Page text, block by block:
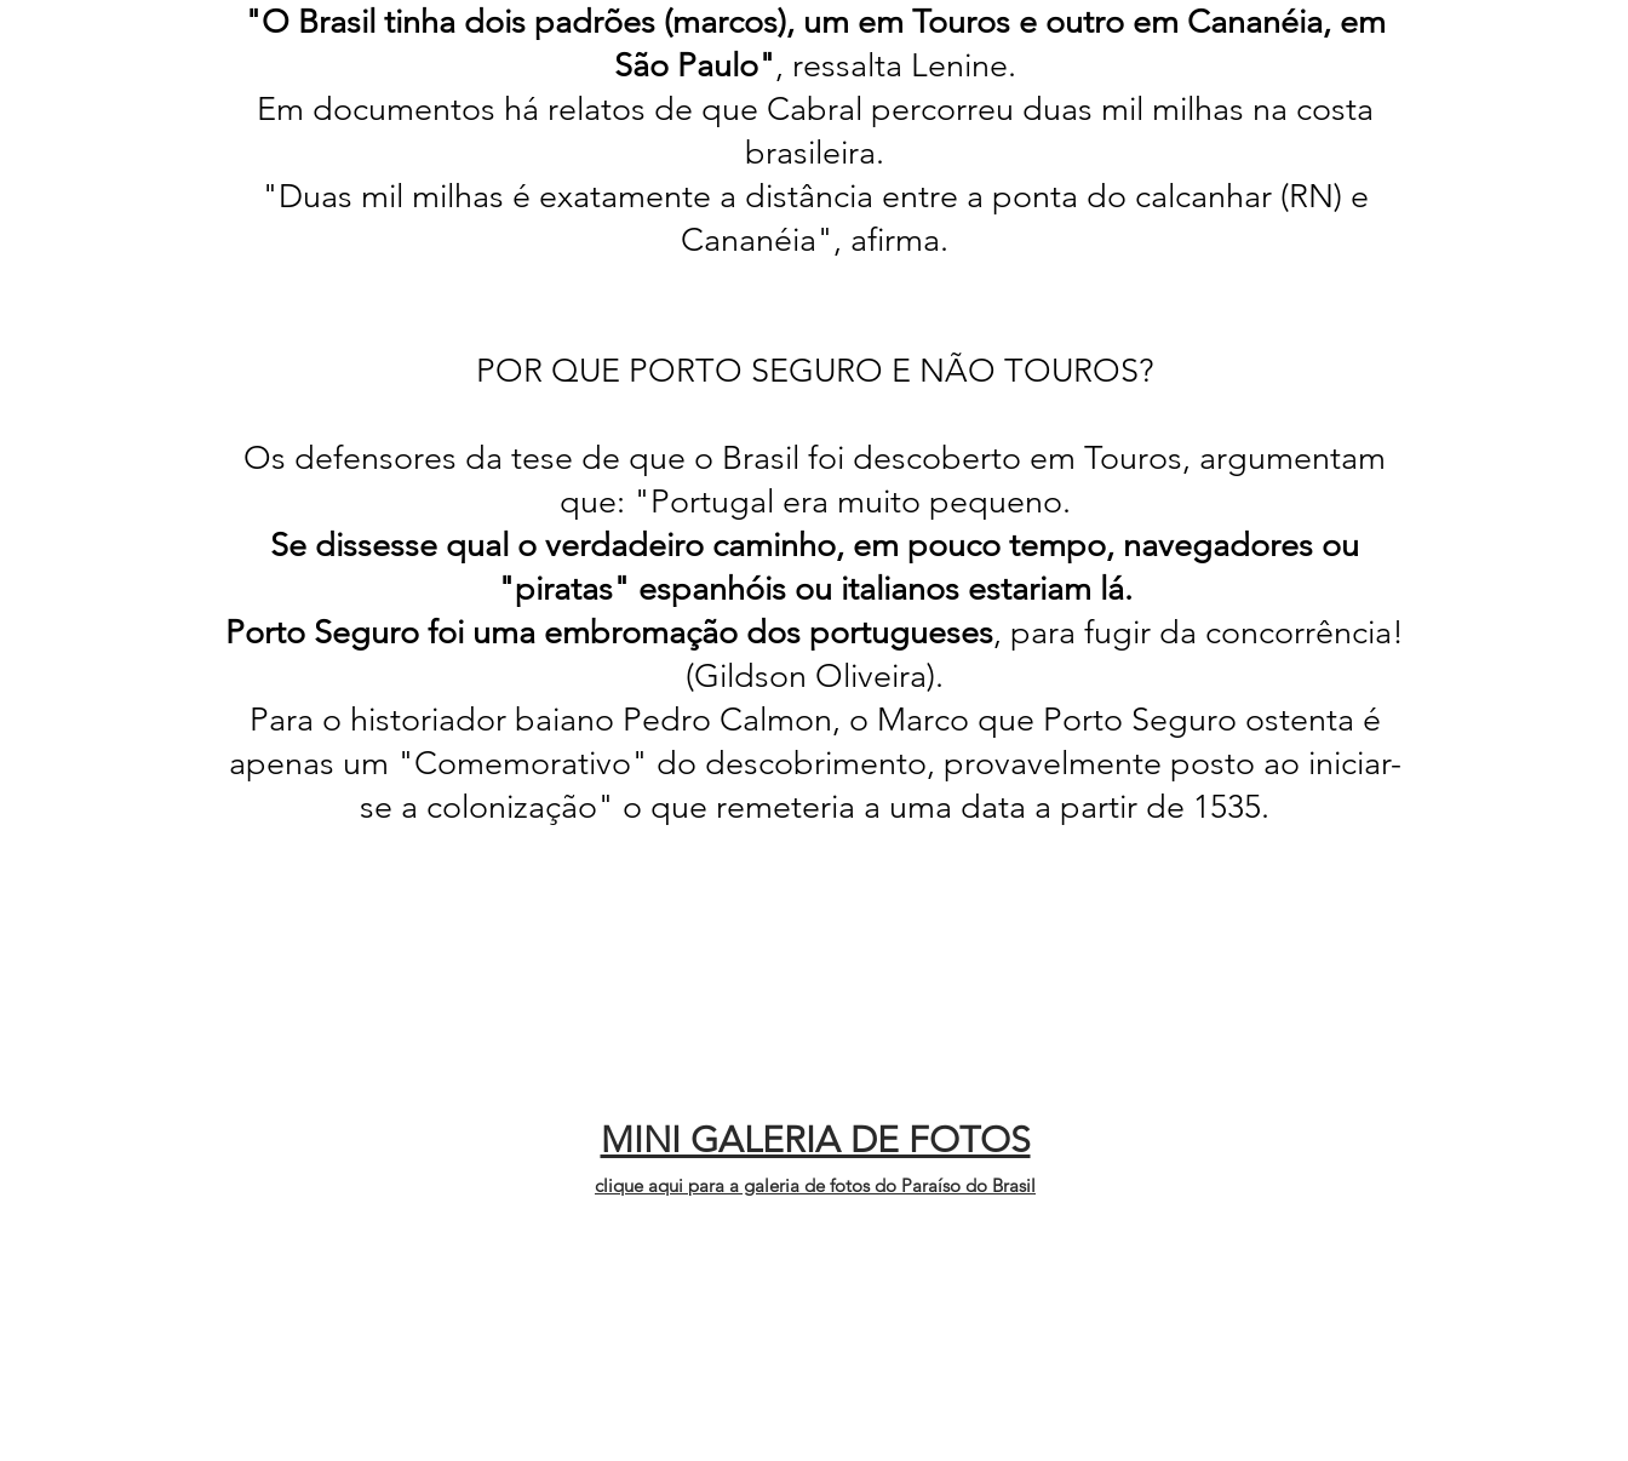
"O Brasil tinha dois padrões (marcos), um em Touros e outro em Cananéia, em
São Paulo", ressalta Lenine.
Em documentos há relatos de que Cabral percorreu duas mil milhas na costa
brasileira.
"Duas mil milhas é exatamente a distância entre a ponta do calcanhar (RN) e
Cananéia", afirma.
POR QUE PORTO SEGURO E NÃO TOUROS?
Os defensores da tese de que o Brasil foi descoberto em Touros, argumentam
que: "Portugal era muito pequeno.
Se dissesse qual o verdadeiro caminho, em pouco tempo, navegadores ou
"piratas" espanhóis ou italianos estariam lá.
Porto Seguro foi uma embromação dos portugueses, para fugir da concorrência!
(Gildson Oliveira).
Para o historiador baiano Pedro Calmon, o Marco que Porto Seguro ostenta é
apenas um "Comemorativo" do descobrimento, provavelmente posto ao iniciar-
se a colonização" o que remeteria a uma data a partir de 1535.
MINI GALERIA DE FOTOS
clique aqui para a galeria de fotos do Paraíso do Brasil